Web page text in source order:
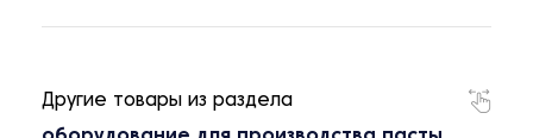
Другие товары из раздела